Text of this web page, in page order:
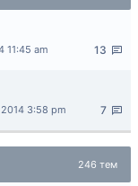
13
11:45 am
7
3:58 pm
246 тем